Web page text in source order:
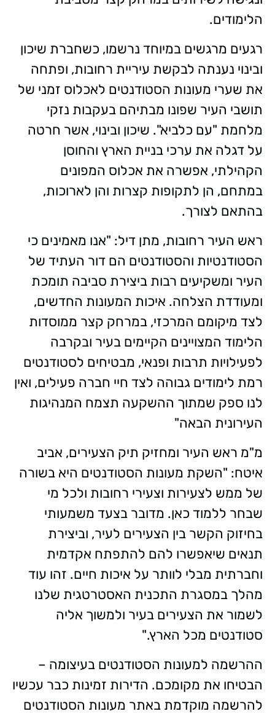
הלימודים.
רגעים מרגשים במיוחד נרשמו, כשחברת שיכון
ובינוי נענתה לבקשת עיריית רחובות, ופתחה
את שערי מעונות הסטודנטים לאכלוס זמני של
תושבי העיר שפונו מבתיהם בעקבות נזקי
מלחמת "עם כלביא". שיכון ובינוי, אשר חרטה
על דגלה את ערכי בניית הארץ והחוסן
הקהילתי, אפשרה את אכלוס המפונים
במתחם, הן לתקופות קצרות והן לארוכות,
בהתאם לצורך.
ראש העיר רחובות, מתן דיל: "אנו מאמינים כי
הסטודנטיות והסטודנטים הם דור העתיד של
העיר ומשקיעים רבות ביצירת סביבה תומכת
ומעודדת הצלחה. איכות המעונות החדשים,
לצד מיקומם המרכזי, במרחק קצר ממוסדות
הלימוד המצויינים הקיימים בעיר ובקרבה
לפעילויות תרבות ופנאי, מבטיחים לסטודנטים
רמת לימודים גבוהה לצד חיי חברה פעילים, ואין
לנו ספק שמתוך ההשקעה תצמח המנהיגות
העירונית הבאה"
מ"מ ראש העיר ומחזיק תיק הצעירים, אביב
איטח: "השקת מעונות הסטודנטים היא בשורה
של ממש לצעירות וצעירי רחובות ולכל מי
שבחר ללמוד כאן. מדובר בצעד משמעותי
בחיזוק הקשר בין הצעירים לעיר, וביצירת
תנאים שיאפשרו להם להתפתח אקדמית
וחברתית מבלי לוותר על איכות חיים. זהו עוד
מהלך במסגרת התכנית האסטרטגית שלנו
לשמור את הצעירים בעיר ולמשוך אליה
סטודנטים מכל הארץ."
ההרשמה למעונות הסטודנטים בעיצומה –
הבטיחו את מקומכם. הדירות זמינות כבר עכשיו
להרשמה מוקדמת באתר מעונות הסטודנטים